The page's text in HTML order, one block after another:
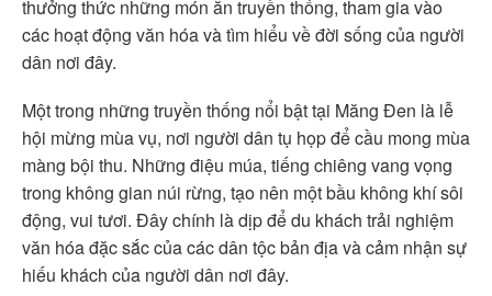
thưởng thức những món ăn truyền thống, tham gia vào
các hoạt động văn hóa và tìm hiểu về đời sống của người
dân nơi đây.
Một trong những truyền thống nổi bật tại Măng Đen là lễ
hội mừng mùa vụ, nơi người dân tụ họp để cầu mong mùa
màng bội thu. Những điệu múa, tiếng chiêng vang vọng
trong không gian núi rừng, tạo nên một bầu không khí sôi
động, vui tươi. Đây chính là dịp để du khách trải nghiệm
văn hóa đặc sắc của các dân tộc bản địa và cảm nhận sự
hiếu khách của người dân nơi đây.